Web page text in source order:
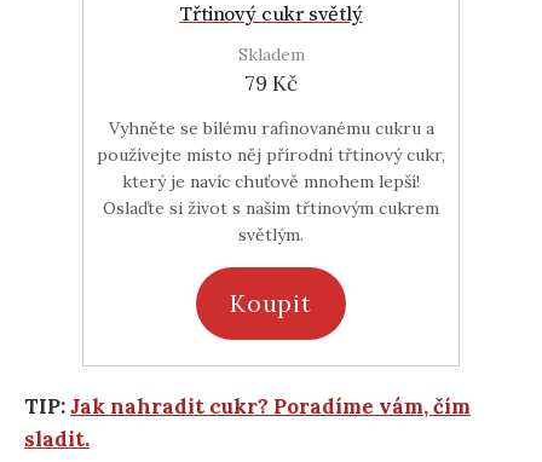
Třtinový cukr světlý
Skladem
79 Kč
Vyhněte se bílému rafinovanému cukru a
používejte místo něj přírodní třtinový cukr,
který je navíc chuťově mnohem lepší!
Oslaďte si život s našim třtinovým cukrem
světlým.
Koupit
TIP:Jak nahradit cukr? Poradíme vám, čím
sladit.